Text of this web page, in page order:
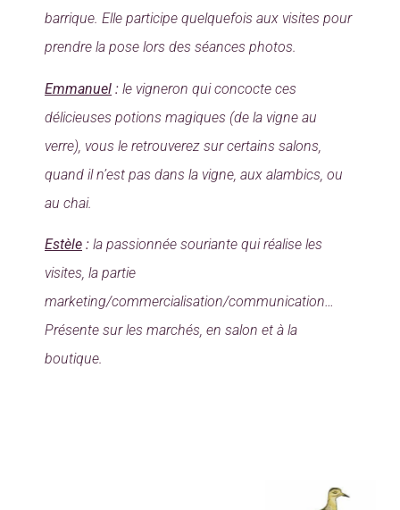
barrique. Elle participe quelquefois aux visites pour
prendre la pose lors des séances photos.
Emmanuel : le vigneron qui concocte ces
délicieuses potions magiques (de la vigne au
verre), vous le retrouverez sur certains salons,
quand il n’est pas dans la vigne, aux alambics, ou
au chai.
Estèle : la passionnée souriante qui réalise les
visites, la partie
marketing/commercialisation/communication…
Présente sur les marchés, en salon et à la
boutique.